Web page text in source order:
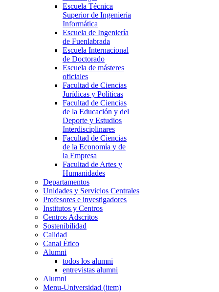
Escuela Técnica
Superior de Ingeniería
Informática
Escuela de Ingeniería
de Fuenlabrada
Escuela Internacional
de Doctorado
Escuela de másteres
oficiales
Facultad de Ciencias
Jurídicas y Políticas
Facultad de Ciencias
de la Educación y del
Deporte y Estudios
Interdisciplinares
Facultad de Ciencias
de la Economía y de
la Empresa
Facultad de Artes y
Humanidades
Departamentos
Unidades y Servicios Centrales
Profesores e investigadores
Institutos y Centros
Centros Adscritos
Sostenibilidad
Calidad
Canal Ético
Alumni
todos los alumni
entrevistas alumni
Alumni
Menu-Universidad (item)